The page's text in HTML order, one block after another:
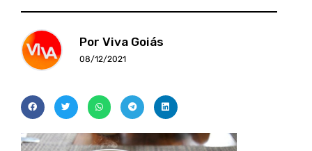
Por Viva Goiás
08/12/2021